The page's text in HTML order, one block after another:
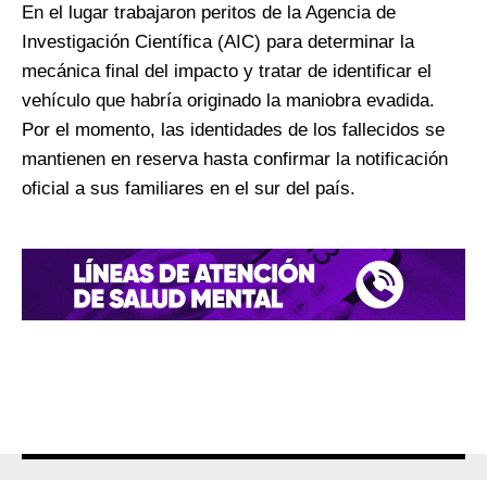
En el lugar trabajaron peritos de la Agencia de
Investigación Científica (AIC) para determinar la
mecánica final del impacto y tratar de identificar el
vehículo que habría originado la maniobra evadida.
Por el momento, las identidades de los fallecidos se
mantienen en reserva hasta confirmar la notificación
oficial a sus familiares en el sur del país.